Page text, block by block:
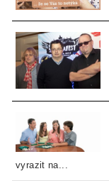
vyrazit na...